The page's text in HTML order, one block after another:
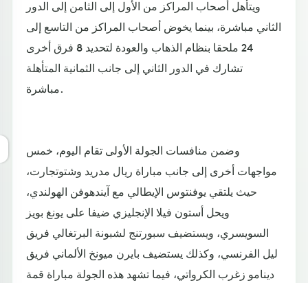
ويتأهل أصحاب المراكز من الأول إلى الثامن إلى الدور
الثاني مباشرة، بينما يخوض أصحاب المراكز من التاسع إلى
24 ملحقا بنظام الذهاب والعودة لتحديد 8 فرق أخرى
تشارك في الدور الثاني إلى جانب الثمانية المتأهلة
مباشرة.
وضمن منافسات الجولة الأولى تقام اليوم، خمس
مواجهات أخرى إلى جانب مباراة ريال مدريد وشتوتجارت،
حيث يلتقي يوفنتوس الإيطالي مع آيندهوفن الهولندي،
ويحل أستون فيلا الإنجليزي ضيفا على يونغ بويز
السويسري، ويستضيف سبورتنج لشبونة البرتغالي فريق
ليل الفرنسي، وكذلك يستضيف بايرن ميونخ الألماني فريق
دينامو زغرب الكرواتي، فيما تشهد هذه الجولة مباراة قمة